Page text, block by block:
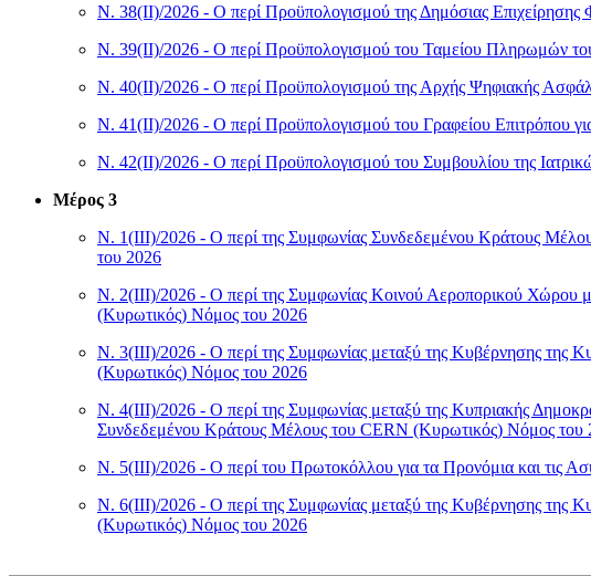
Ν. 38(II)/2026 - Ο περί Προϋπολογισμού της Δημόσιας
Ν. 39(II)/2026 - Ο περί Προϋπολογισμού του Ταμείου Πληρωμών
Ν. 40(II)/2026 - Ο περί Προϋπολογισμού της Αρχής Ψηφιακής
Ν. 41(II)/2026 - Ο περί Προϋπολογισμού του Γραφείου Επιτρόπου
Ν. 42(II)/2026 - Ο περί Προϋπολογισμού του Συμβουλίου της
Μέρος 3
Ν. 1(III)/2026 - Ο περί της Συμφωνίας Συνδεδεμένου Κράτους
του 2026
Ν. 2(III)/2026 - Ο περί της Συμφωνίας Κοινού Αεροπορικού Χώρου
(Κυρωτικός) Νόμος του 2026
Ν. 3(III)/2026 - Ο περί της Συμφωνίας μεταξύ της Κυβέρνησης της
(Κυρωτικός) Νόμος του 2026
Ν. 4(III)/2026 - Ο περί της Συμφωνίας μεταξύ της Κυπριακής
Συνδεδεμένου Κράτους Μέλους του CERN (Κυρωτικός) Νόμος του
Ν. 5(III)/2026 - Ο περί του Πρωτοκόλλου για τα Προνόμια και τις
Ν. 6(III)/2026 - Ο περί της Συμφωνίας μεταξύ της Κυβέρνησης της
(Κυρωτικός) Νόμος του 2026